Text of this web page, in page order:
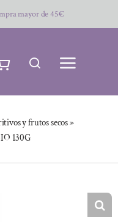
mayor de 45€
y frutos secos»
130G